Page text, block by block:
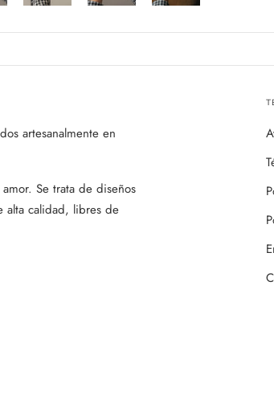
artesanalmente en
Se trata de diseños
alta calidad, libres de